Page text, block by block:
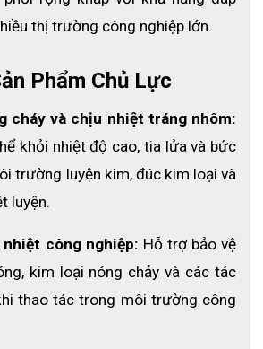
thị trường công nghiệp lớn.
Phẩm Chủ Lực
cháy và chịu nhiệt tráng nhôm:
khỏi nhiệt độ cao, tia lửa và bức
trường luyện kim, đúc kim loại và
luyện.
công nghiệp: Hỗ trợ bảo vệ
kim loại nóng chảy và các tác
thao tác trong môi trường công